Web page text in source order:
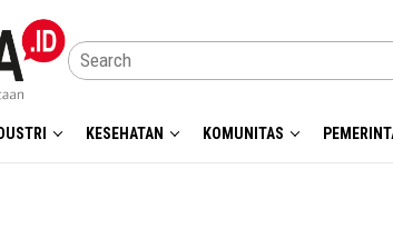
KESEHATAN KOMUNITAS